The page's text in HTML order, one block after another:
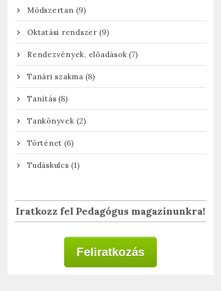
Módszertan (9)
Oktatási rendszer (9)
Rendezvények, előadások (7)
Tanári szakma (8)
Tanítás (8)
Tankönyvek (2)
Történet (6)
Tudáskulcs (1)
Iratkozz fel Pedagógus magazinunkra!
Feliratkozás